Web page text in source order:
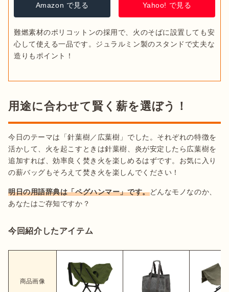
Amazon で見る Yahoo! で見る
難燃素材のポリコットンの採用で、火のそばに設置しても安
心して使える一品です。ジュラルミン製のスタンドで丈夫な
造りもポイント！
用途に合わせて賢く薪を選ぼう！
今日のテーマは「針葉樹／広葉樹」でした。それぞれの特徴を
活かして、火を起こすときは針葉樹、炎が安定したら広葉樹を
追加すれば、効率良く焚き火を楽しめるはずです。お気に入り
の薪バッグもそろえて焚き火を楽しんでください！
明日の用語辞典は「ペグハンマー」です。どんなモノなのか、
今回紹介したアイテム
商品画像